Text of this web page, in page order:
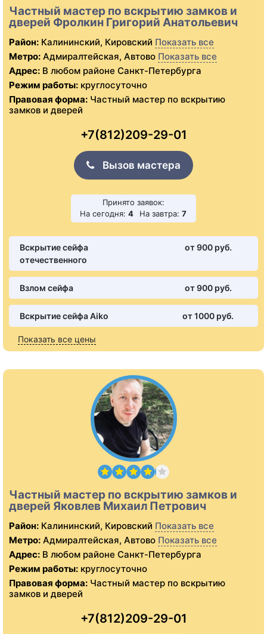
Частный мастер по вскрытию замков и
дверей Фролкин Григорий Анатольевич
Район: Калининский, Кировский Показать все
Метро: Адмиралтейская, Автово Показать все
Адрес: В любом районе Санкт-Петербурга
Режим работы: круглосуточно
Правовая форма: Частный мастер по вскрытию
замков и дверей
+7(812)209-29-01
Вызов мастера
Принято заявок:
На сегодня: 4 На завтра: 7
Вскрытие сейфа
отечественного
от 900 pуб.
Взлом сейфа от 900 pуб.
Вскрытие сейфа Aiko от 1000 pуб.
Показать все цены
Частный мастер по вскрытию замков и
дверей Яковлев Михаил Петрович
Район: Калининский, Кировский Показать все
Метро: Адмиралтейская, Автово Показать все
Адрес: В любом районе Санкт-Петербурга
Режим работы: круглосуточно
Правовая форма: Частный мастер по вскрытию
замков и дверей
+7(812)209-29-01